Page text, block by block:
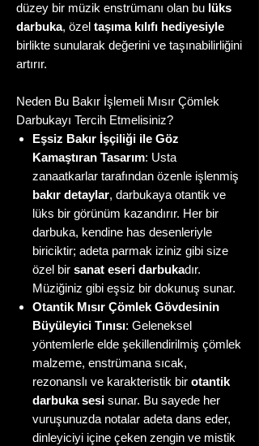
düzey bir müzik enstrümanı olan bu lüks
darbuka, özel taşıma kılıfı hediyesiyle
birlikte sunularak değerini ve taşınabilirliğini
artırır.
Neden Bu Bakır İşlemeli Mısır Çömlek
Darbukayı Tercih Etmelisiniz?
Eşsiz Bakır İşçiliği ile Göz
Kamaştıran Tasarım: Usta
zanaatkarlar tarafından özenle işlenmiş
bakır detaylar, darbukaya otantik ve
lüks bir görünüm kazandırır. Her bir
darbuka, kendine has desenleriyle
biriciktir; adeta parmak iziniz gibi size
özel bir sanat eseri darbukadır.
Müziğiniz gibi eşsiz bir dokunuş sunar.
Otantik Mısır Çömlek Gövdesinin
Büyüleyici Tınısı: Geleneksel
yöntemlerle elde şekillendirilmiş çömlek
malzeme, enstrümana sıcak,
rezonanslı ve karakteristik bir otantik
darbuka sesi sunar. Bu sayede her
vuruşunuzda notalar adeta dans eder,
dinleyiciyi içine çeken zengin ve mistik